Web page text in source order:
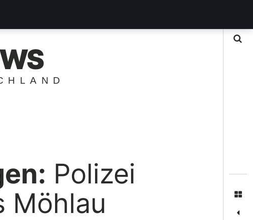
Polizei
Möhlau